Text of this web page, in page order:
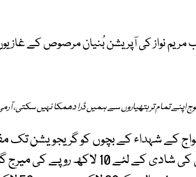
مریم نواز کی آپریشن بُنیان مرصوص کے
کے شہداء کے بچوں کو گریجویشن تک
جبکہ ہر شہید کی ایک بیٹی کی شادی کے